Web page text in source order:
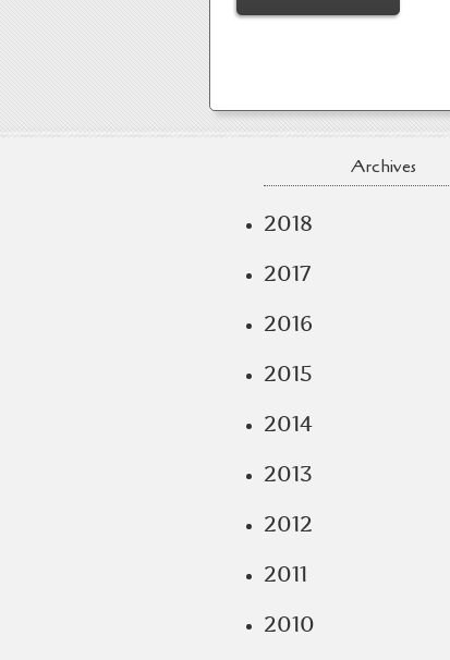
Archives
2018
2017
2016
2015
2014
2013
2012
2011
2010